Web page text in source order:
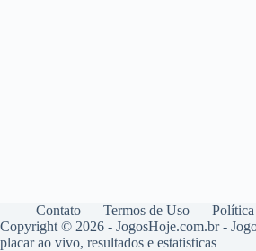
Contato Termos de Uso
Copyright © 2026 - JogosHoje.com.br -
placar ao vivo, resultados e estatisticas